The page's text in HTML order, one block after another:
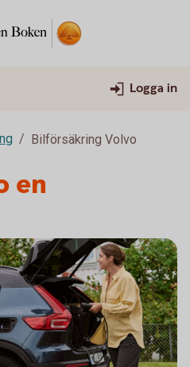
Logga in
Bilförsäkring Volvo
en